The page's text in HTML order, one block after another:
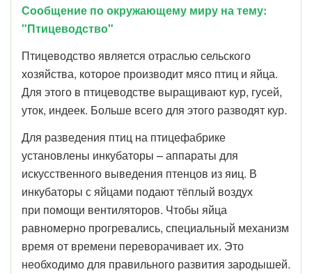
Сообщение по окружающему миру на тему:
"Птицеводство"
Птицеводство является отраслью сельского
хозяйства, которое производит мясо птиц и яйца.
Для этого в птицеводстве выращивают кур, гусей,
уток, индеек. Больше всего для этого разводят кур.
Для разведения птиц на птицефабрике
установлены инкубаторы – аппараты для
искусственного выведения птенцов из яиц. В
инкубаторы с яйцами подают тёплый воздух
при помощи вентиляторов. Чтобы яйца
равномерно прогревались, специальный механизм
время от времени переворачивает их. Это
необходимо для правильного развития зародышей.